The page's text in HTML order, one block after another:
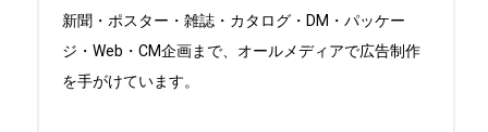
新聞・ポスター・雑誌・カタログ・DM・パッケー
ジ・Web・CM企画まで、オールメディアで広告制作
を手がけています。